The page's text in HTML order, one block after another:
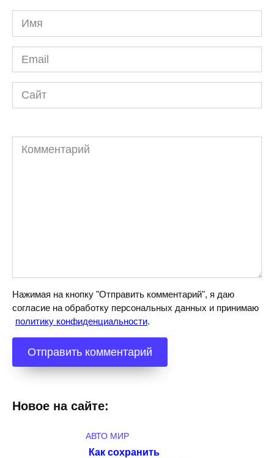
Имя
*
Email
*
Сайт
Комментарий
Нажимая на кнопку "Отправить комментарий", я даю
согласие на обработку персональных данных и принимаю
политику конфиденциальности.
Новое на сайте:
АВТО МИР
Как сохранить